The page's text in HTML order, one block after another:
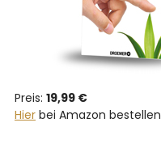
Preis: 19,99 €
Hier bei Amazon bestellen